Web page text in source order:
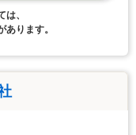
、
ります。